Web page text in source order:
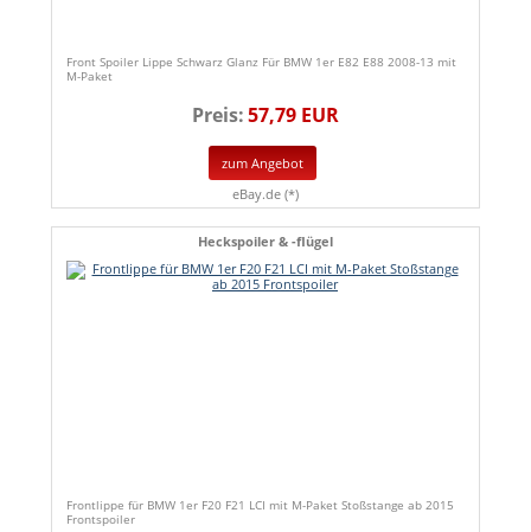
Front Spoiler Lippe Schwarz Glanz Für BMW 1er E82 E88 2008-13 mit
M-Paket
Preis:57,79 EUR
zum Angebot
eBay.de (*)
Heckspoiler & -flügel
Frontlippe für BMW 1er F20 F21 LCI mit M-Paket Stoßstange ab 2015
Frontspoiler